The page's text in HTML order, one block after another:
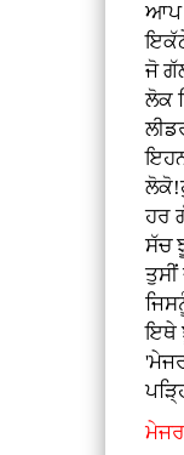
ਆਪ
ਜੋ
ਲੋਕ
ਹਰ
ਸੱਚ
ਤੁਸੀਂ
ਇਥੇ